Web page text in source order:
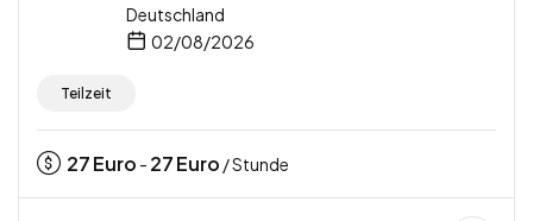
Deutschland
02/08/2026
Teilzeit
27Euro - 27Euro / Stunde